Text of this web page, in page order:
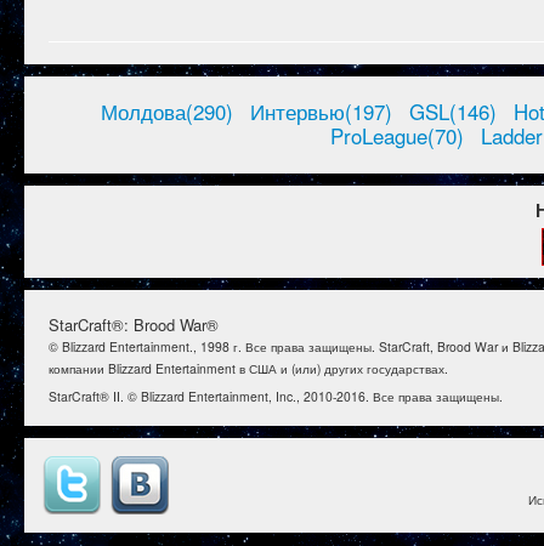
Молдова(290) Интервью(197) GSL(146)
ProLeague(70)
StarCraft®: Brood War®
© Blizzard Entertainment., 1998 г. Все права защищены. StarCraft, Brood War и
компании Blizzard Entertainment в США и (или) других государствах.
StarCraft® II. © Blizzard Entertainment, Inc., 2010-2016. Все права защищены.